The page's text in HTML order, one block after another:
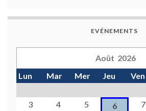
EVÉNEMENTS
Août 2026
Lun
Mar Mer Jeu Ven
3
4 5 6 7